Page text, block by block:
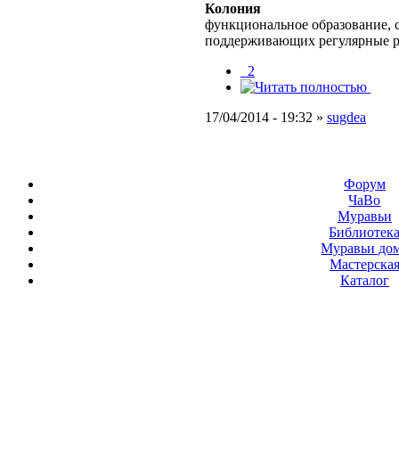
Колония
функциональное образование,
поддерживающих регулярные
_2
17/04/2014 - 19:32 » sugdea
Форум
ЧаВо
Муравьи
Муравьи
Мастерская
Каталог